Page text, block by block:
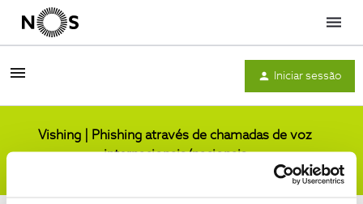
Menu
Iniciar sessão
Vishing | Phishing através de chamadas de voz
internacionais/nacionais